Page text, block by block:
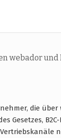
webador
die über
Gesetzes,